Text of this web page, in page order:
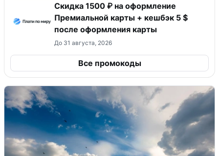
Скидка 1500 ₽ на оформление
Премиальной карты + кешбэк 5 $
после оформления карты
До 31 августа, 2026
Все промокоды